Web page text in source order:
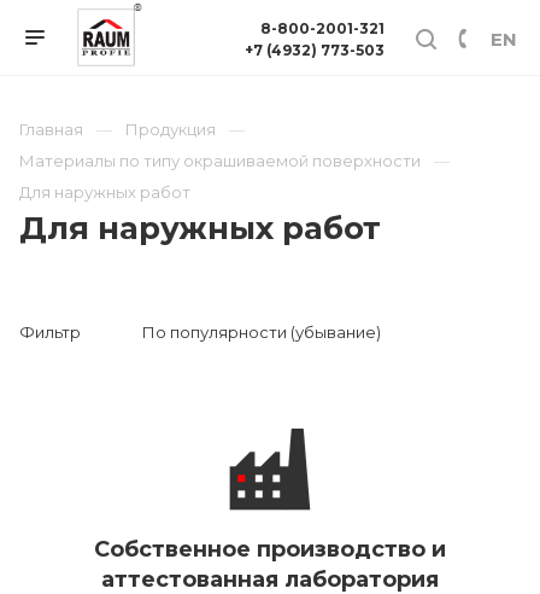
EN
8-800-2001-321
+7 (4932) 773-503
Главная
Продукция
Материалы по типу окрашиваемой поверхности
Для наружных работ
Для наружных работ
Фильтр По популярности (убывание)
Собственное производство и
аттестованная лаборатория